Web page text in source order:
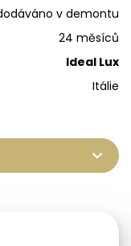
v demontu
24 měsíců
Ideal Lux
Itálie